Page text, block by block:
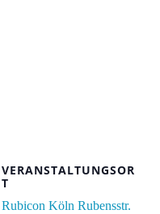
VERANSTALTUNGSOR
T
Rubicon Köln Rubensstr.